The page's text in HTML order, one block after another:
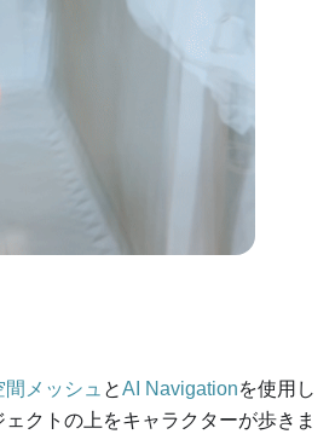
間メッシュ とAI Navigationを使用し
クトの上をキャラクターが歩きま